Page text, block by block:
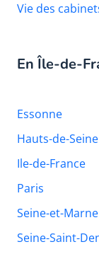
Vie des
En Île-de-
Essonne
Hauts-de-Seine
Ile-de-France
Paris
Seine-et-Marne
Seine-Saint-